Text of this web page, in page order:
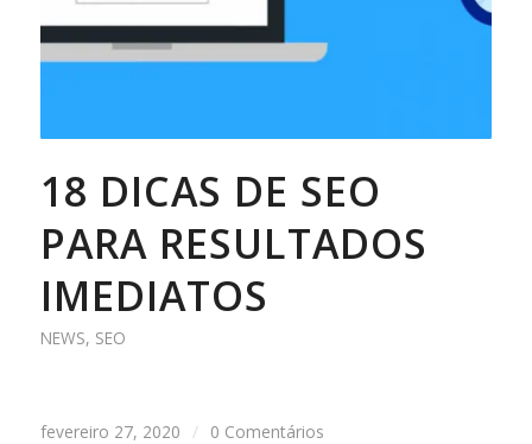
18 DICAS DE SEO
PARA RESULTADOS
IMEDIATOS
NEWS, SEO
fevereiro 27, 2020 / 0 Comentários